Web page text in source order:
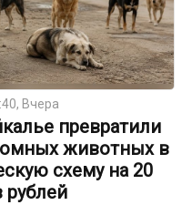
Вчера
превратили
животных в
схему на 20